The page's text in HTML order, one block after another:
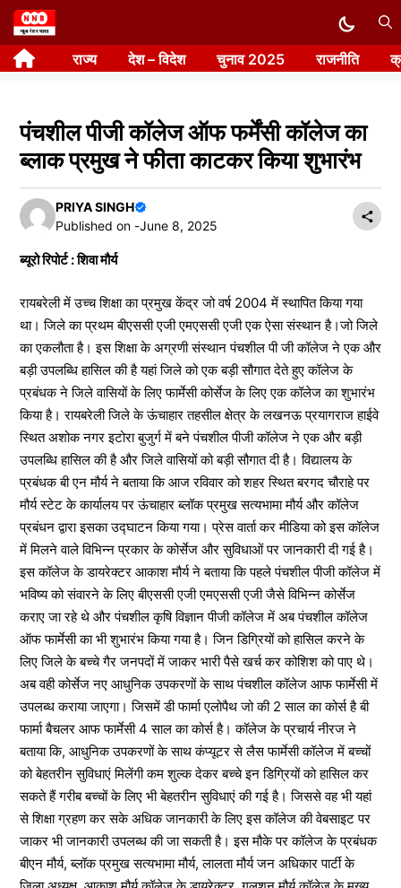
Skip
to
content राज्य देश – विदेश चुनाव 2025 राजनीति
पंचशील पीजी कॉलेज ऑफ फर्मेंसी कॉलेज का
ब्लाक प्रमुख ने फीता काटकर किया शुभारंभ
PRIYA SINGH
Published on -June 8, 2025
ब्यूरो रिपोर्ट : शिवा मौर्य
रायबरेली में उच्च शिक्षा का प्रमुख केंद्र जो वर्ष 2004 में स्थापित किया गया
था। जिले का प्रथम बीएससी एजी एमएससी एजी एक ऐसा संस्थान है।जो जिले
का एकलौता है। इस शिक्षा के अग्रणी संस्थान पंचशील पी जी कॉलेज ने एक और
बड़ी उपलब्धि हासिल की है यहां जिले को एक बड़ी सौगात देते हुए कॉलेज के
प्रबंधक ने जिले वासियों के लिए फार्मेसी कोर्सेज के लिए एक कॉलेज का शुभारंभ
किया है। रायबरेली जिले के ऊंचाहार तहसील क्षेत्र के लखनऊ प्रयागराज हाईवे
स्थित अशोक नगर इटोरा बुजुर्ग में बने पंचशील पीजी कॉलेज ने एक और बड़ी
उपलब्धि हासिल की है और जिले वासियों को बड़ी सौगात दी है। विद्यालय के
प्रबंधक बी एन मौर्य ने बताया कि आज रविवार को शहर स्थित बरगद चौराहे पर
मौर्य स्टेट के कार्यालय पर ऊंचाहार ब्लॉक प्रमुख सत्यभामा मौर्य और कॉलेज
प्रबंधन द्वारा इसका उद्घाटन किया गया। प्रेस वार्ता कर मीडिया को इस कॉलेज
में मिलने वाले विभिन्न प्रकार के कोर्सेज और सुविधाओं पर जानकारी दी गई है।
इस कॉलेज के डायरेक्टर आकाश मौर्य ने बताया कि पहले पंचशील पीजी कॉलेज में
भविष्य को संवारने के लिए बीएससी एजी एमएससी एजी जैसे विभिन्न कोर्सेज
कराए जा रहे थे और पंचशील कृषि विज्ञान पीजी कॉलेज में अब पंचशील कॉलेज
ऑफ फार्मेसी का भी शुभारंभ किया गया है। जिन डिग्रियों को हासिल करने के
लिए जिले के बच्चे गैर जनपदों में जाकर भारी पैसे खर्च कर कोशिश को पाए थे।
अब वही कोर्सेज नए आधुनिक उपकरणों के साथ पंचशील कॉलेज आफ फार्मेसी में
उपलब्ध कराया जाएगा। जिसमें डी फार्मा एलोपैथ जो की 2 साल का कोर्स है बी
फार्मा बैचलर आफ फार्मेसी 4 साल का कोर्स है। कॉलेज के प्रचार्य नीरज ने
बताया कि, आधुनिक उपकरणों के साथ कंप्यूटर से लैस फार्मेसी कॉलेज में बच्चों
को बेहतरीन सुविधाएं मिलेंगी कम शुल्क देकर बच्चे इन डिग्रियों को हासिल कर
सकते हैं गरीब बच्चों के लिए भी बेहतरीन सुविधाएं की गई है। जिससे वह भी यहां
से शिक्षा ग्रहण कर सके अधिक जानकारी के लिए इस कॉलेज की वेबसाइट पर
जाकर भी जानकारी उपलब्ध की जा सकती है। इस मौके पर कॉलेज के प्रबंधक
बीएन मौर्य, ब्लॉक प्रमुख सत्यभामा मौर्य, लालता मौर्य जन अधिकार पार्टी के